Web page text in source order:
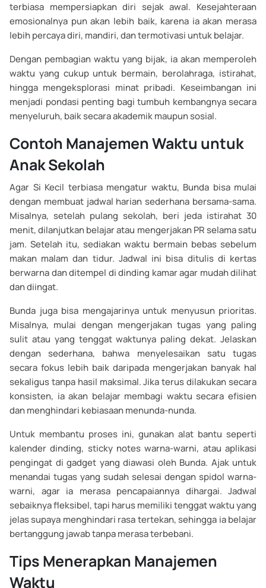
terbiasa mempersiapkan diri sejak awal. Kesejahteraan
emosionalnya pun akan lebih baik, karena ia akan merasa
lebih percaya diri, mandiri, dan termotivasi untuk belajar.
Dengan pembagian waktu yang bijak, ia akan memperoleh
waktu yang cukup untuk bermain, berolahraga, istirahat,
hingga mengeksplorasi minat pribadi. Keseimbangan ini
menjadi pondasi penting bagi tumbuh kembangnya secara
menyeluruh, baik secara akademik maupun sosial.
Contoh Manajemen Waktu untuk
Anak Sekolah
Agar Si Kecil terbiasa mengatur waktu, Bunda bisa mulai
dengan membuat jadwal harian sederhana bersama-sama.
Misalnya, setelah pulang sekolah, beri jeda istirahat 30
menit, dilanjutkan belajar atau mengerjakan PR selama satu
jam. Setelah itu, sediakan waktu bermain bebas sebelum
makan malam dan tidur. Jadwal ini bisa ditulis di kertas
berwarna dan ditempel di dinding kamar agar mudah dilihat
dan diingat.
Bunda juga bisa mengajarinya untuk menyusun prioritas.
Misalnya, mulai dengan mengerjakan tugas yang paling
sulit atau yang tenggat waktunya paling dekat. Jelaskan
dengan sederhana, bahwa menyelesaikan satu tugas
secara fokus lebih baik daripada mengerjakan banyak hal
sekaligus tanpa hasil maksimal. Jika terus dilakukan secara
konsisten, ia akan belajar membagi waktu secara efisien
dan menghindari kebiasaan menunda-nunda.
Untuk membantu proses ini, gunakan alat bantu seperti
kalender dinding, sticky notes warna-warni, atau aplikasi
pengingat di gadget yang diawasi oleh Bunda. Ajak untuk
menandai tugas yang sudah selesai dengan spidol warna-
warni, agar ia merasa pencapaiannya dihargai. Jadwal
sebaiknya fleksibel, tapi harus memiliki tenggat waktu yang
jelas supaya menghindari rasa tertekan, sehingga ia belajar
bertanggung jawab tanpa merasa terbebani.
Tips Menerapkan Manajemen
Waktu